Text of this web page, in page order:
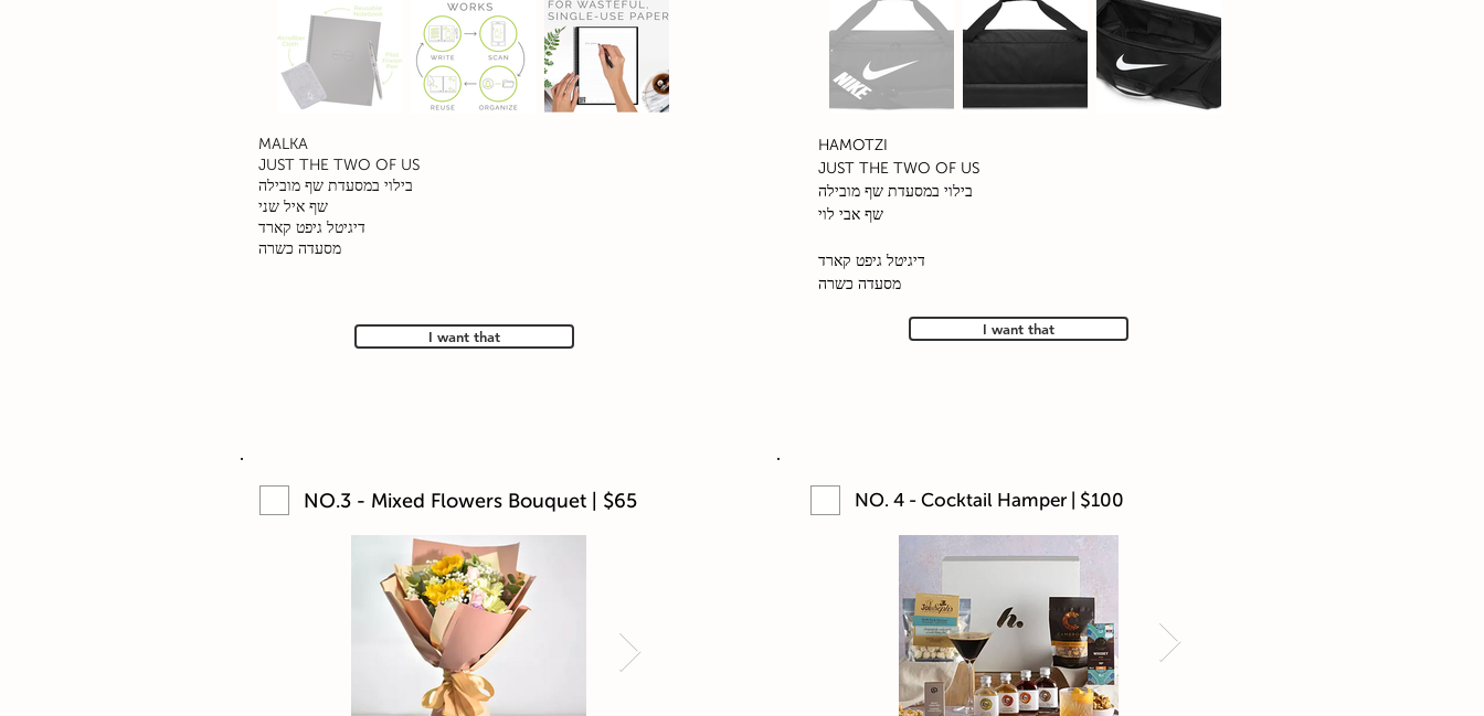
MALKA
JUST THE TWO OF US
בילוי במסעדת שף מובילה
שף איל שני
דיגיטל גיפט קארד
מסעדה כשרה
I want that
HAMOTZI
JUST THE TWO OF US
בילוי במסעדת שף מובילה
שף אבי לוי
דיגיטל גיפט קארד
מסעדה כשרה
I want that
NO.3 - Mixed Flowers Bouquet | $65 NO. 4 - Cocktail Hamper | $100